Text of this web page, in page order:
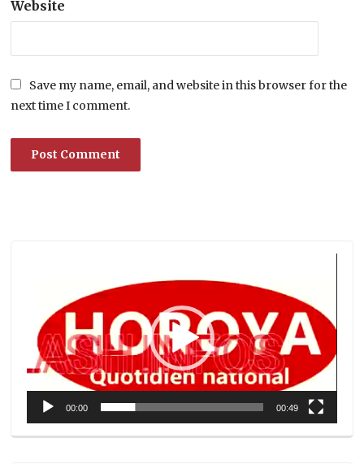
Website
Save my name, email, and website in this browser for the
next time I comment.
00:00 00:49